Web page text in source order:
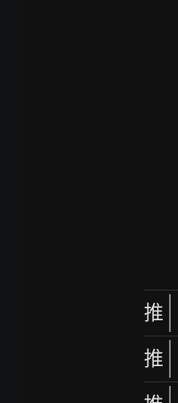
推
推